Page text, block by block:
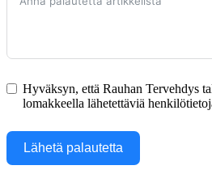
Hyväksyn, että Rauhan Tervehdys
lomakkeella lähetettäviä
Lähetä palautetta